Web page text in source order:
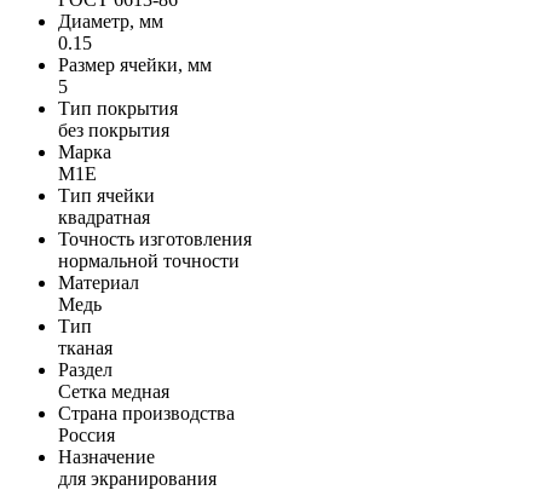
Диаметр, мм
0.15
Размер ячейки, мм
5
Тип покрытия
без покрытия
Марка
М1Е
Тип ячейки
квадратная
Точность изготовления
нормальной точности
Материал
Медь
Тип
тканая
Раздел
Сетка медная
Страна производства
Россия
Назначение
для экранирования